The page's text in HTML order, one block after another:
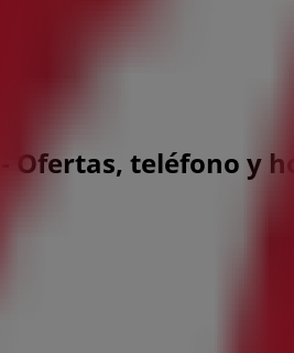
Ofertas, teléfono y